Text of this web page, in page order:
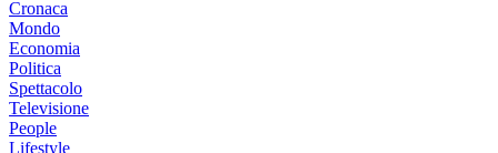
Cronaca
Mondo
Economia
Politica
Spettacolo
Televisione
People
Lifestyle